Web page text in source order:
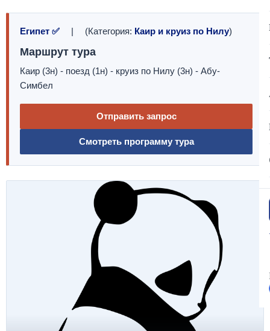
Египет ✅ | (Категория: Каир и круиз по Нилу)
Маршрут тура
Каир (3н) - поезд (1н) - круиз по Нилу (3н) - Абу-
Симбел
Отправить запрос
Смотреть программу тура